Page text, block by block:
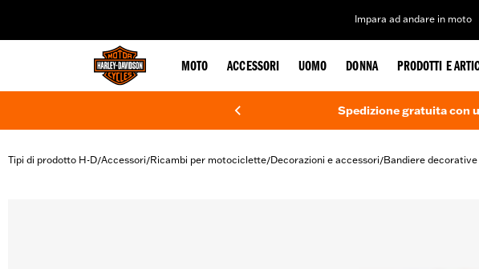
Impara ad andare in moto
MOTO ACCESSORI UOMO DONNA PRODOTTI E
Spedizione gratuita con
Tipi di prodotto H-D/Accessori/Ricambi per motociclette/Decorazioni e accessori/Bandiere decorative